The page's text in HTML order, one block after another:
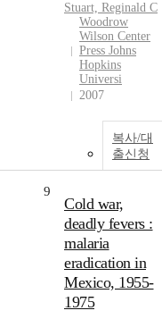
Stuart, Reginald C
Woodrow
Wilson Center
Press Johns
Hopkins
Universi
2007
복사/대
출신청
9
Cold war,
deadly fevers :
malaria
eradication in
Mexico, 1955-
1975